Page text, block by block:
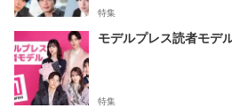
特集
モデルプレス読者モデ
特集